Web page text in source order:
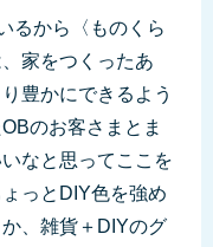
るから〈ものくら
家をつくったあ
豊かにできるよう
のお客さまとま
なと思ってここを
っとDIY色を強め
、雑貨＋DIYのグ